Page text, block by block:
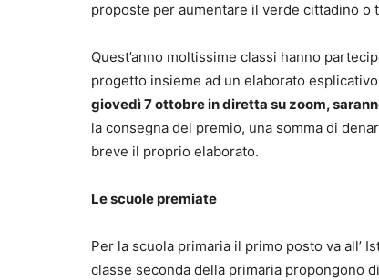
proposte per aumentare il verde cittadino
Quest’anno moltissime classi hanno
progetto insieme ad un elaborato
giovedì 7 ottobre in diretta su zoom,
la consegna del premio, una somma di
breve il proprio elaborato.
Le scuole premiate
Per la scuola primaria il primo posto va all’
classe seconda della primaria propongono